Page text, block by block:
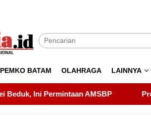
PEMKO BATAM OLAHRAGA LAINNYA
Program PWO Dwipa Kepri